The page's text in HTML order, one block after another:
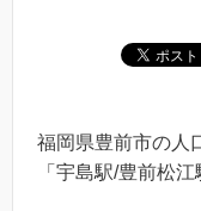
福岡県豊前市の人
「宇島駅/豊前松